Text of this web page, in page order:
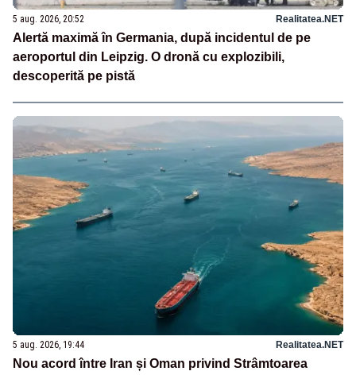
5 aug. 2026, 20:52 Realitatea.NET
Alertă maximă în Germania, după incidentul de pe
aeroportul din Leipzig. O dronă cu explozibili,
descoperită pe pistă
5 aug. 2026, 19:44 Realitatea.NET
Nou acord între Iran și Oman privind Strâmtoarea